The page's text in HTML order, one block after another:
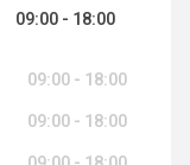
09:00 - 18:00
09:00 - 18:00
09:00 - 18:00